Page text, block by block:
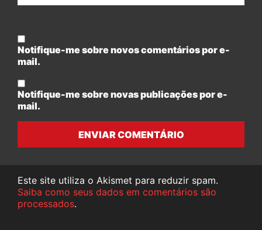
Notifique-me sobre novos comentários por e-
mail.
Notifique-me sobre novas publicações por e-
mail.
ENVIAR COMENTÁRIO
Este site utiliza o Akismet para reduzir spam.
Saiba como seus dados em comentários são
processados.